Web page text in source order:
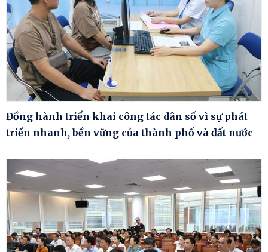
Đồng hành triển khai công tác dân số vì sự phát
triển nhanh, bền vững của thành phố và đất nước